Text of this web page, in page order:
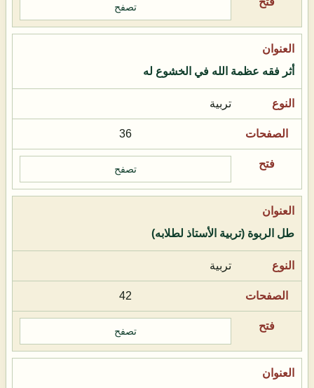
تصفح
أثر فقه عظمة الله في الخشوع له
تربية
36
تصفح
طل الربوة (تربية الأستاذ لطلابه)
تربية
42
تصفح